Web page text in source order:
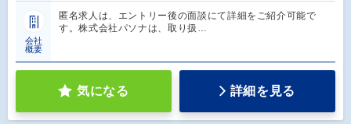
会社
概要
匿名求人は、エントリー後の面談にて詳細をご紹介可能で
す。株式会社パソナは、取り扱…
気になる 詳細を見る